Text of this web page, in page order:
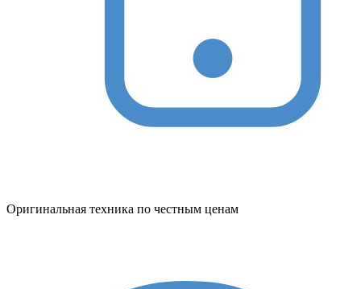
Оригинальная техника по честным ценам